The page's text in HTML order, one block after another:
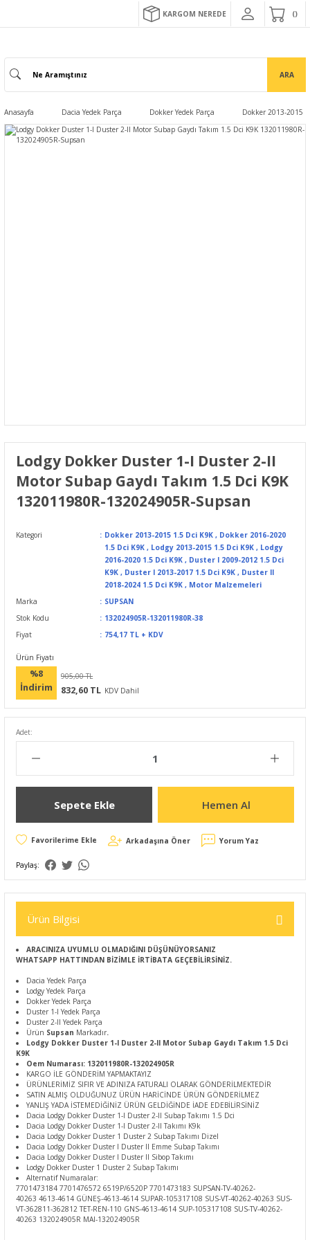
KARGOM NEREDE
ARA
Anasayfa Dacia Yedek Parça Dokker Yedek Parça Dokker 2013-2015
Lodgy Dokker Duster 1-I Duster 2-II
Motor Subap Gaydı Takım 1.5 Dci K9K
132011980R-132024905R-Supsan
Kategori Dokker 2013-2015 1.5 Dci K9K , Dokker 2016-2020
1.5 Dci K9K , Lodgy 2013-2015 1.5 Dci K9K , Lodgy
2016-2020 1.5 Dci K9K , Duster I 2009-2012 1.5 Dci
K9K , Duster I 2013-2017 1.5 Dci K9K , Duster II
2018-2024 1.5 Dci K9K , Motor Malzemeleri
Marka
SUPSAN
Stok Kodu
132024905R-132011980R-38
Fiyat
754,17 TL + KDV
Ürün Fiyatı
%8
İndirim
905,00 TL
832,60 TL KDV Dahil
Adet:
Sepete Ekle Hemen Al
Arkadaşına Öner Yorum Yaz
Paylaş:
Ürün Bilgisi
ARACINIZA UYUMLU OLMADIĞINI DÜŞÜNÜYORSANIZ
WHATSAPP HATTINDAN BİZİMLE İRTİBATA GEÇEBİLİRSİNİZ.
Dacia Yedek Parça
Lodgy Yedek Parça
Dokker Yedek Parça
Duster 1-I Yedek Parça
Duster 2-II Yedek Parça
Ürün Supsan Markadır.
Lodgy Dokker Duster 1-I Duster 2-II Motor Subap Gaydı Takım 1.5 Dci
K9K
Oem Numarası: 132011980R-132024905R
KARGO İLE GÖNDERİM YAPMAKTAYIZ
ÜRÜNLERİMİZ SIFIR VE ADINIZA FATURALI OLARAK GÖNDERİLMEKTEDİR
SATIN ALMIŞ OLDUĞUNUZ ÜRÜN HARİCİNDE ÜRÜN GÖNDERİLMEZ
YANLIŞ YADA İSTEMEDİĞİNİZ ÜRÜN GELDİĞİNDE İADE EDEBİLİRSİNİZ
Dacia Lodgy Dokker Duster 1-I Duster 2-II Subap Takımı 1.5 Dci
Dacia Lodgy Dokker Duster 1-I Duster 2-II Takımı K9k
Dacia Lodgy Dokker Duster 1 Duster 2 Subap Takımı Dizel
Dacia Lodgy Dokker Duster I Duster II Emme Subap Takımı
Dacia Lodgy Dokker Duster I Duster II Sibop Takımı
Lodgy Dokker Duster 1 Duster 2 Subap Takımı
Alternatif Numaralar:
7701473184 7701476572 6519P/6520P 7701473183 SUPSAN-TV-40262-
40263 4613-4614 GÜNEŞ-4613-4614 SUPAR-105317108 SUS-VT-40262-40263 SUS-
VT-362811-362812 TET-REN-110 GNS-4613-4614 SUP-105317108 SUS-TV-40262-
40263 132024905R MAI-132024905R